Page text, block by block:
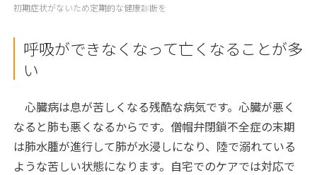
初期症状がないため定期的な健康診断を
呼吸ができなくなって亡くなることが多
い
心臓病は息が苦しくなる残酷な病気です。心臓が悪く
なると肺も悪くなるからです。僧帽弁閉鎖不全症の末期
は肺水腫が進行して肺が水浸しになり、陸で溺れている
ような苦しい状態になります。自宅でのケアでは対応で